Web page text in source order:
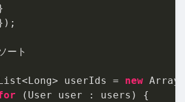
ート
List<Long> userIds = new
(User user : users) {